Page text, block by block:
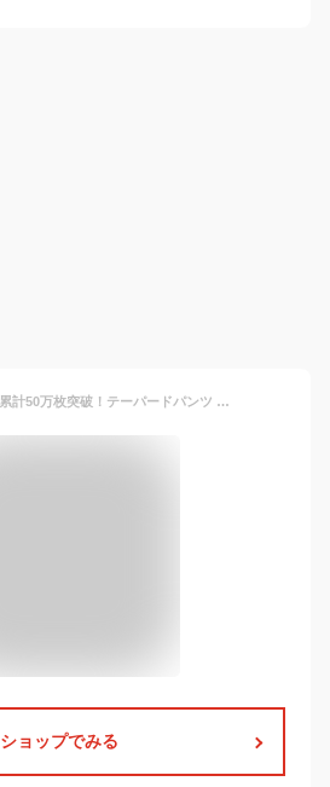
【メール便対応C】累計50万枚突破！テーパードパンツ パンツ レディース ボトムス ロングパンツ ロング 美脚 タック ウエストゴム フォーマル オフィス きれいめ センタープレス 大きいサイズ 春 夏 秋 冬
ショップでみる